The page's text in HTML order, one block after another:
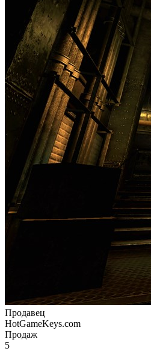
Продавец
HotGameKeys.com
Продаж
5